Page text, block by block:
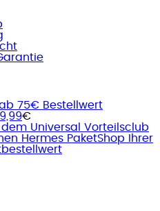
75€ Bestellwert
€
dem Universal Vorteilsclub
Hermes PaketShop Ihrer